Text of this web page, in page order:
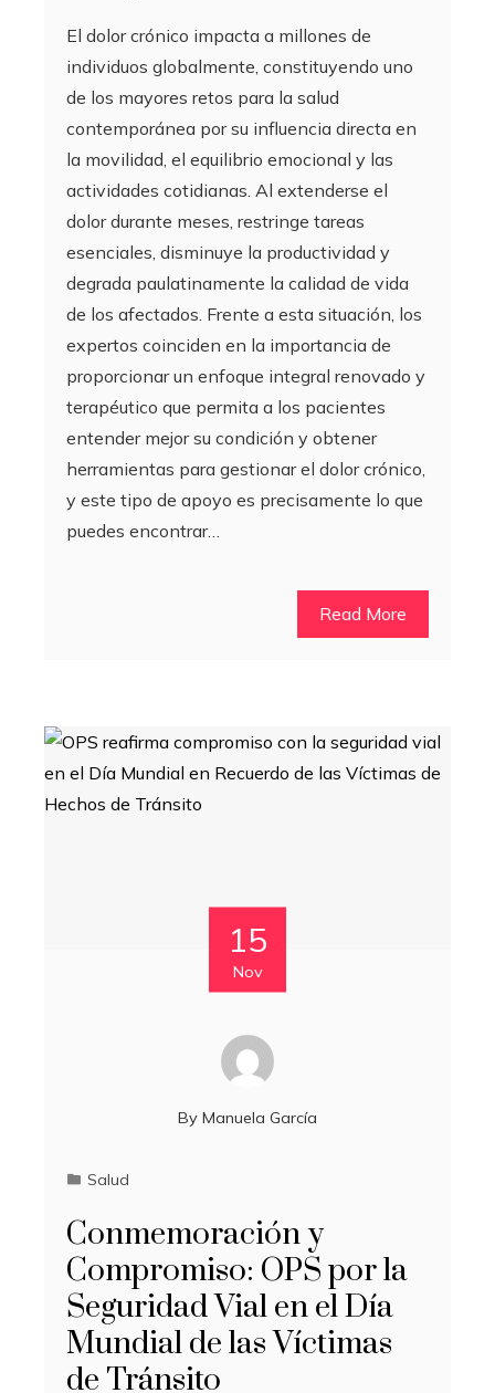
El dolor crónico impacta a millones de
individuos globalmente, constituyendo uno
de los mayores retos para la salud
contemporánea por su influencia directa en
la movilidad, el equilibrio emocional y las
actividades cotidianas. Al extenderse el
dolor durante meses, restringe tareas
esenciales, disminuye la productividad y
degrada paulatinamente la calidad de vida
de los afectados. Frente a esta situación, los
expertos coinciden en la importancia de
proporcionar un enfoque integral renovado y
terapéutico que permita a los pacientes
entender mejor su condición y obtener
herramientas para gestionar el dolor crónico,
y este tipo de apoyo es precisamente lo que
puedes encontrar…
Read More
15
Nov
By Manuela García
Salud
Conmemoración y
Compromiso: OPS por la
Seguridad Vial en el Día
Mundial de las Víctimas
de Tránsito